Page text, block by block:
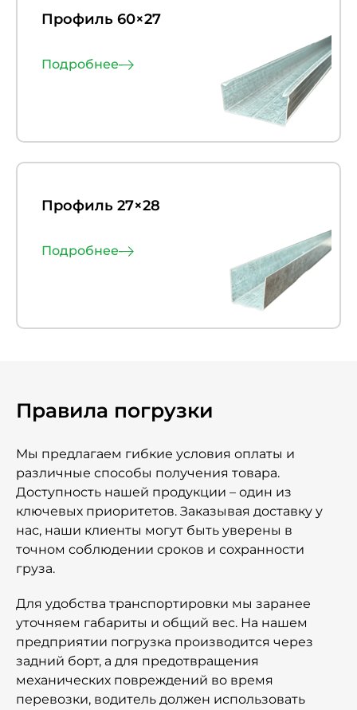
Профиль 60×27
Подробнее
Профиль 27×28
Подробнее
Правила погрузки
Мы предлагаем гибкие условия оплаты и
различные способы получения товара.
Доступность нашей продукции – один из
ключевых приоритетов. Заказывая доставку у
нас, наши клиенты могут быть уверены в
точном соблюдении сроков и сохранности
груза.
Для удобства транспортировки мы заранее
уточняем габариты и общий вес. На нашем
предприятии погрузка производится через
задний борт, а для предотвращения
механических повреждений во время
перевозки, водитель должен использовать